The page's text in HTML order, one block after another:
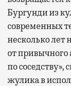
могут
не только в
1000
Бургунди из
современных
несколько лет
от
по
жулика в